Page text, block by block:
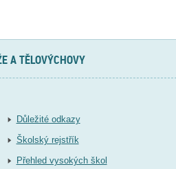
A TĚLOVÝCHOVY
Důležité odkazy
Školský rejstřík
Přehled vysokých škol